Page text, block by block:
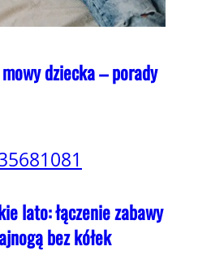
dziecka – porady
lato: łączenie zabawy
bez kółek